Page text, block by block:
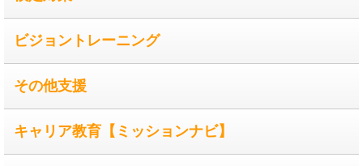
ビジョントレーニング
その他支援
キャリア教育【ミッションナビ】